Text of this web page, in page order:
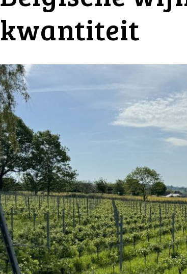
kwantiteit